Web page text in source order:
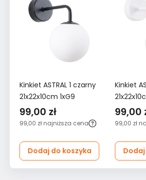
Kinkiet ASTRAL 1 czarny
21x22x10cm 1xG9
99,00 zł
99,00 zł najniższa cena
Dodaj do koszyka
Kinkiet
99,00
99,00 zł